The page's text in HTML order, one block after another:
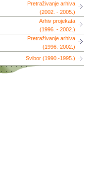
Pretraživanje arhiva
(2002. - 2005.)
Arhiv projekata
(1996. - 2002.)
Pretraživanje arhiva
(1996.-2002.)
Svibor (1990.-1995.)